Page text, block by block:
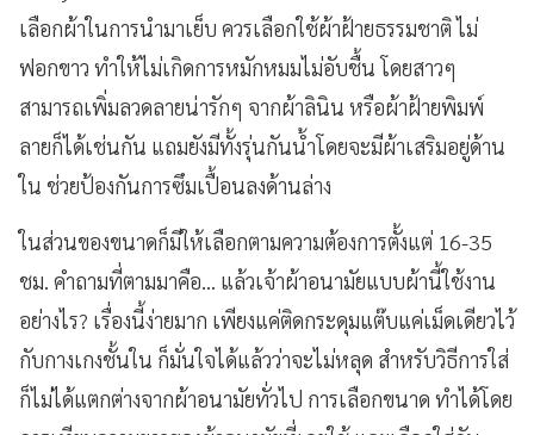
เลือกผ้าในการนำมาเย็บ ควรเลือกใช้ผ้าฝ้ายธรรมชาติ ไม่
ฟอกขาว ทำให้ไม่เกิดการหมักหมมไม่อับชื้น โดยสาวๆ
สามารถเพิ่มลวดลายน่ารักๆ จากผ้าลินิน หรือผ้าฝ้ายพิมพ์
ลายก็ได้เช่นกัน แถมยังมีทั้งรุ่นกันน้ำโดยจะมีผ้าเสริมอยู่ด้าน
ใน ช่วยป้องกันการซึมเปื้อนลงด้านล่าง
ในส่วนของขนาดก็มีให้เลือกตามความต้องการตั้งแต่ 16-35
ชม. คำถามที่ตามมาคือ... แล้วเจ้าผ้าอนามัยแบบผ้านี้ใช้งาน
อย่างไร? เรื่องนี้ง่ายมาก เพียงแค่ติดกระดุมแต๊บแค่เม็ดเดียวไว้
กับกางเกงชั้นใน ก็มั่นใจได้แล้วว่าจะไม่หลุด สำหรับวิธีการใส่
ก็ไม่ได้แตกต่างจากผ้าอนามัยทั่วไป การเลือกขนาด ทำได้โดย